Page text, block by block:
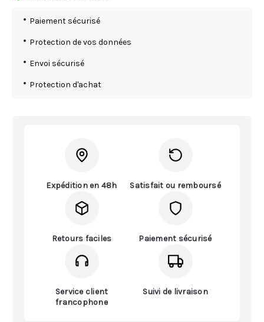
Paiement sécurisé
Protection de vos données
Envoi sécurisé
Protection d'achat
Expédition en 48h Satisfait ou remboursé
Retours faciles Paiement sécurisé
Service client
francophone
Suivi de livraison